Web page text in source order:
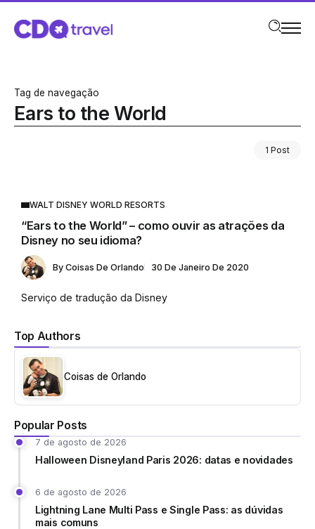
Tag de navegação
Ears to the World
1 Post
Top Authors
Coisas de Orlando
Popular Posts
7 de agosto de 2026
Halloween Disneyland Paris 2026: datas e novidades
6 de agosto de 2026
Lightning Lane Multi Pass e Single Pass: as dúvidas
mais comuns
WALT DISNEY WORLD RESORTS
“Ears to the World” – como ouvir as atrações da
Disney no seu idioma?
By Coisas De Orlando 30 De Janeiro De 2020
Serviço de tradução da Disney